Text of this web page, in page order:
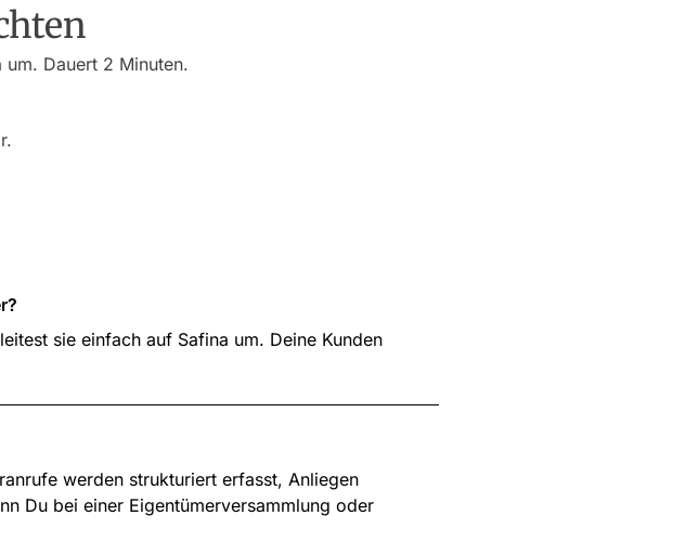
um. Dauert 2 Minuten.
sie einfach auf Safina um. Deine Kunden
werden strukturiert erfasst, Anliegen
Du bei einer Eigentümerversammlung oder